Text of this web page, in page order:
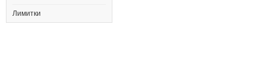
Лимитки